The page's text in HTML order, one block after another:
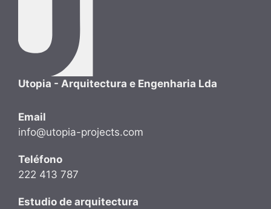
Utopia - Arquitectura e Engenharia Lda
Email
info@utopia-projects.com
Teléfono
222 413 787
Estudio de arquitectura